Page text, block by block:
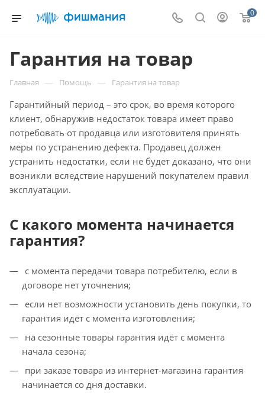
0
Гарантия на товар
Главная — Помощь — Гарантия на товар
Гарантийный период – это срок, во время которого
клиент, обнаружив недостаток товара имеет право
потребовать от продавца или изготовителя принять
меры по устранению дефекта. Продавец должен
устранить недостатки, если не будет доказано, что они
возникли вследствие нарушений покупателем правил
эксплуатации.
С какого момента начинается
гарантия?
с момента передачи товара потребителю, если в
договоре нет уточнения;
если нет возможности установить день покупки, то
гарантия идёт с момента изготовления;
на сезонные товары гарантия идёт с момента
начала сезона;
при заказе товара из интернет-магазина гарантия
начинается со дня доставки.